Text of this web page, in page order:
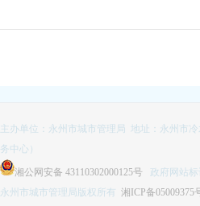
主办单位：永州市城市管理局 地址：永州市
务中心）
湘公网安备 43110302000125号 政府网站标
永州市城市管理局版权所有 湘ICP备05009375